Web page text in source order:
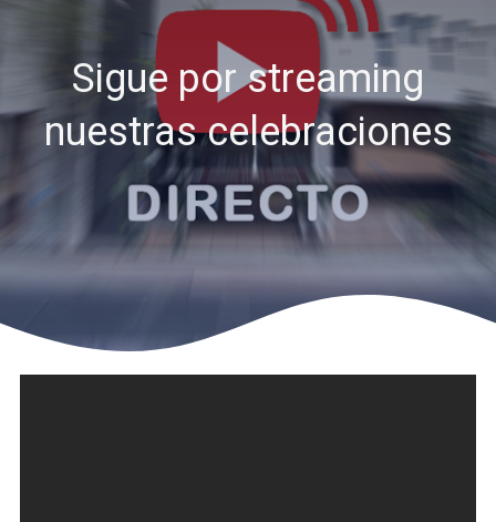
Sigue por streaming
nuestras celebraciones